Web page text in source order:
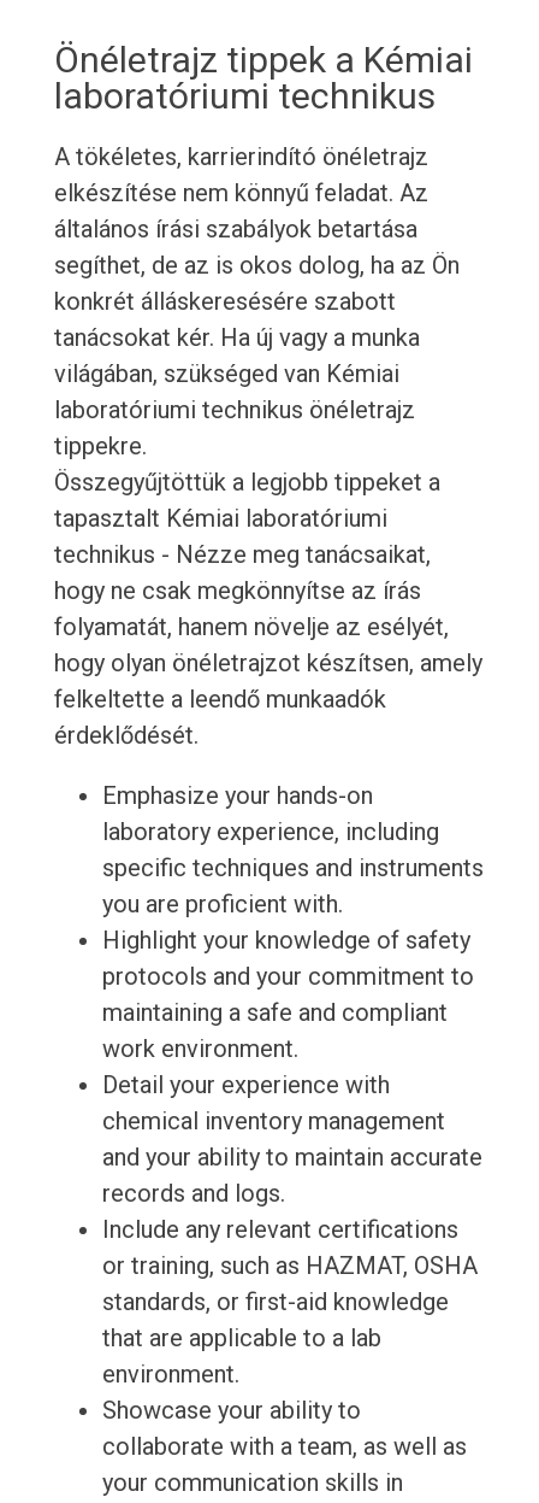
Önéletrajz tippek a Kémiai
laboratóriumi technikus
A tökéletes, karrierindító önéletrajz
elkészítése nem könnyű feladat. Az
általános írási szabályok betartása
segíthet, de az is okos dolog, ha az Ön
konkrét álláskeresésére szabott
tanácsokat kér. Ha új vagy a munka
világában, szükséged van Kémiai
laboratóriumi technikus önéletrajz
tippekre.
Összegyűjtöttük a legjobb tippeket a
tapasztalt Kémiai laboratóriumi
technikus - Nézze meg tanácsaikat,
hogy ne csak megkönnyítse az írás
folyamatát, hanem növelje az esélyét,
hogy olyan önéletrajzot készítsen, amely
felkeltette a leendő munkaadók
érdeklődését.
Emphasize your hands-on
laboratory experience, including
specific techniques and instruments
you are proficient with.
Highlight your knowledge of safety
protocols and your commitment to
maintaining a safe and compliant
work environment.
Detail your experience with
chemical inventory management
and your ability to maintain accurate
records and logs.
Include any relevant certifications
or training, such as HAZMAT, OSHA
standards, or first-aid knowledge
that are applicable to a lab
environment.
Showcase your ability to
collaborate with a team, as well as
your communication skills in